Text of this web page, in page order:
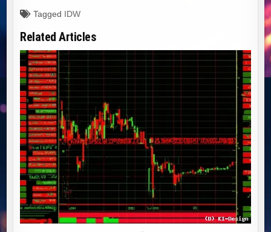
Tagged IDW
Related Articles